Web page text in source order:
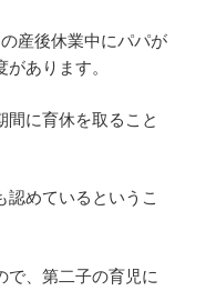
産後休業中にパパが
あります。
間に育休を取ること
認めているというこ
で、第二子の育児に